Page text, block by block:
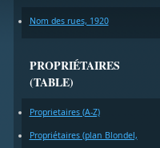
Nom des rues, 1920
PROPRIÉTAIRES
(TABLE)
Proprietaires (A-Z)
Propriétaires (plan Blondel,